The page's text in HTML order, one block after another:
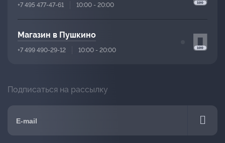
+7 495 477-47-61 10:00 - 20:00
Магазин в Пушкино
+7 499 490-29-12 10:00 - 20:00
Подписаться на рассылку